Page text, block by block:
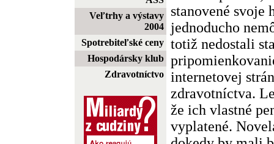
Veľtrhy a výstavy
2004
Spotrebiteľské ceny
Hospodársky klub
Zdravotníctvo
stanovené svoje
jednoducho
totiž nedostali
internetovej
zdravotníctva.
že ich vlastné
vyplatené.